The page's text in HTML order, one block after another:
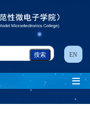
EN